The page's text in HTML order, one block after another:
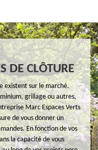
DE CLÔTURE
existent sur le marché.
grillage ou autres,
Marc Espaces Verts
de vous donner un
En fonction de vos
la capacité de vous